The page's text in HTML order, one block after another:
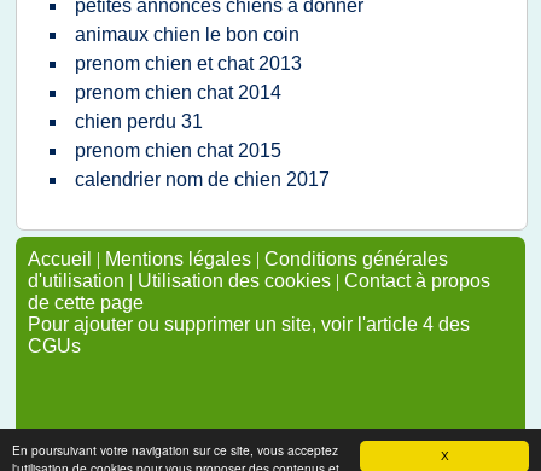
X
En poursuivant votre navigation sur ce site, vous acceptez
petites annonces chiens a donner
animaux chien le bon coin
prenom chien et chat 2013
prenom chien chat 2014
chien perdu 31
prenom chien chat 2015
calendrier nom de chien 2017
Accueil | Mentions légales | Conditions générales
d'utilisation | Utilisation des cookies | Contact à propos
de cette page
Pour ajouter ou supprimer un site, voir l'article 4 des
CGUs